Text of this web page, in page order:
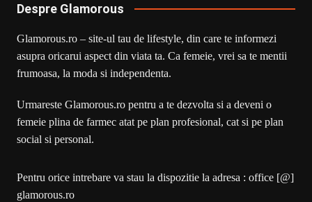
Despre Glamorous
Glamorous.ro – site-ul tau de lifestyle, din care te informezi
asupra oricarui aspect din viata ta. Ca femeie, vrei sa te mentii
frumoasa, la moda si independenta.
Urmareste Glamorous.ro pentru a te dezvolta si a deveni o
femeie plina de farmec atat pe plan profesional, cat si pe plan
social si personal.
Pentru orice intrebare va stau la dispozitie la adresa : office [@]
glamorous.ro